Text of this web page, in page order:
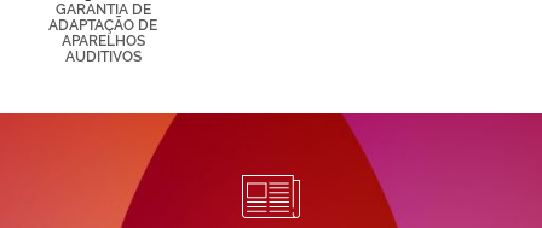
GARANTIA DE
ADAPTAÇÃO DE
APARELHOS
AUDITIVOS